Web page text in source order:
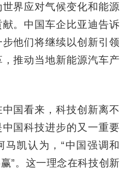
界应对气候变化和能源
。中国车企比亚迪告诉
步他们将继续以创新引领
推动当地新能源汽车产
国看来，科技创新离不
国科技进步的又一重要
马凯认为，“中国强调和
”。这一理念在科技创新